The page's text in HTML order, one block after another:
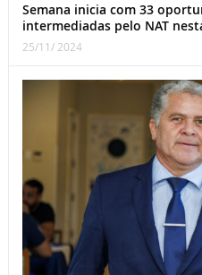
Semana inicia com 33
intermediadas pelo NAT
25/11/ 2024